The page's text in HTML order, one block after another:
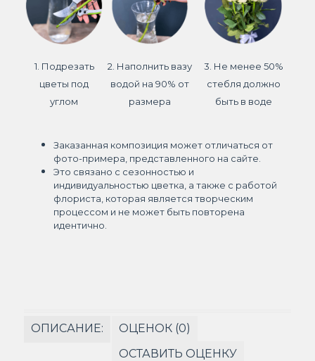
1. Подрезать
цветы под
углом
2. Наполнить вазу
водой на 90% от
размера
3. Не менее 50%
стебля должно
быть в воде
Заказанная композиция может отличаться от
фото-примера, представленного на сайте.
Это связано с сезонностью и
индивидуальностью цветка, а также с работой
флориста, которая является творческим
процессом и не может быть повторена
идентично.
ОПИСАНИЕ:
ОЦЕНОК (0)
ОСТАВИТЬ ОЦЕНКУ